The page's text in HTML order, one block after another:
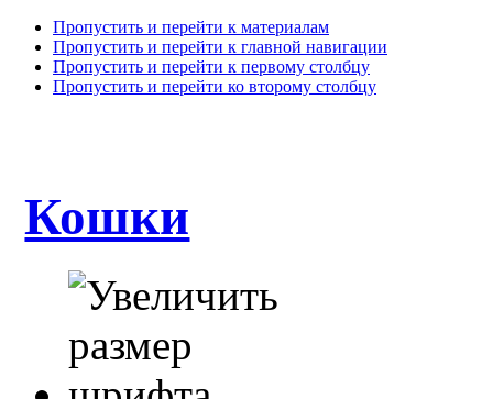
Пропустить и перейти к материалам
Пропустить и перейти к главной навигации
Пропустить и перейти к первому столбцу
Пропустить и перейти ко второму столбцу
Кошки